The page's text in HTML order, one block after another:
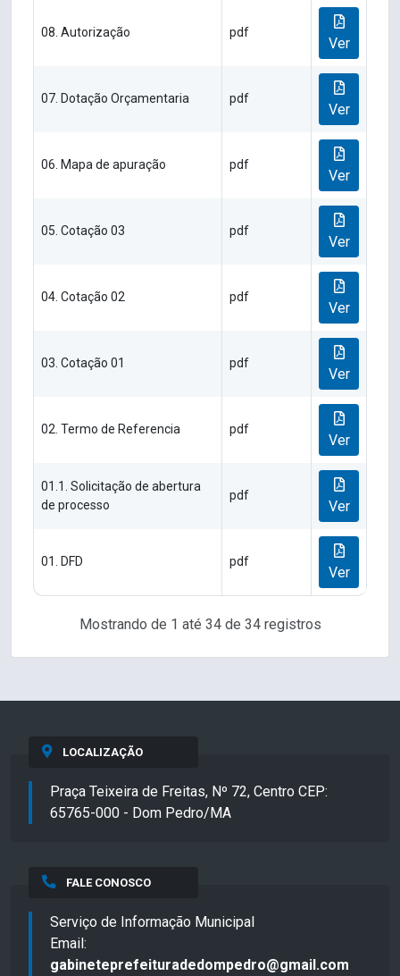
08. Autorização pdf
Ver
07. Dotação Orçamentaria pdf
Ver
06. Mapa de apuração pdf
Ver
05. Cotação 03 pdf
Ver
04. Cotação 02 pdf
Ver
03. Cotação 01 pdf
Ver
02. Termo de Referencia pdf
Ver
01.1. Solicitação de abertura
de processo
pdf
Ver
01. DFD pdf
Ver
Mostrando de 1 até 34 de 34 registros
LOCALIZAÇÃO
Praça Teixeira de Freitas, Nº 72, Centro CEP:
65765-000 - Dom Pedro/MA
FALE CONOSCO
Serviço de Informação Municipal
Email:
gabineteprefeituradedompedro@gmail.com